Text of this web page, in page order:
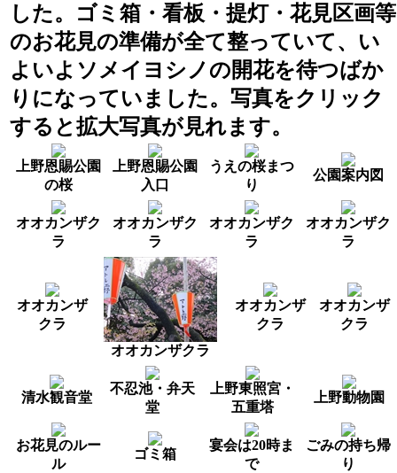
した。ゴミ箱・看板・提灯・花見区画等
のお花見の準備が全て整っていて、い
よいよソメイヨシノの開花を待つばか
りになっていました。写真をクリック
すると拡大写真が見れます。
上野恩賜公園
の桜
上野恩賜公園
入口
うえの桜まつ
り
公園案内図
オオカンザク
ラ
オオカンザク
ラ
オオカンザク
ラ
オオカンザク
ラ
オオカンザ
クラ
オオカンザクラ
オオカンザ
クラ
オオカンザ
クラ
清水観音堂
不忍池・弁天
堂
上野東照宮・
五重塔
上野動物園
お花見のルー
ル
ゴミ箱
宴会は20時ま
で
ごみの持ち帰
り